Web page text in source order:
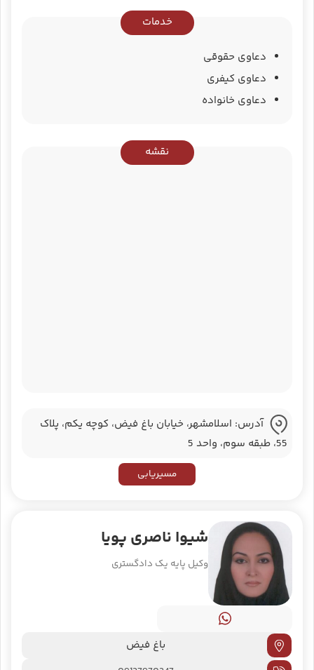
خدمات
دعاوی حقوقی
دعاوی کیفری
دعاوی خانواده
نقشه
آدرس: اسلامشهر، خیابان باغ فیض، کوچه یکم، پلاک
55، طبقه سوم‌، واحد 5
مسیریابی
شیوا ناصری پویا
وکیل پایه یک دادگستری
باغ فیض